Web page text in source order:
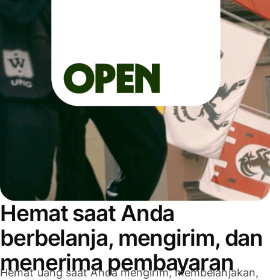
Hemat saat Anda
berbelanja, mengirim, dan
menerima pembayaran
Hemat uang saat Anda mengirim, membelanjakan,